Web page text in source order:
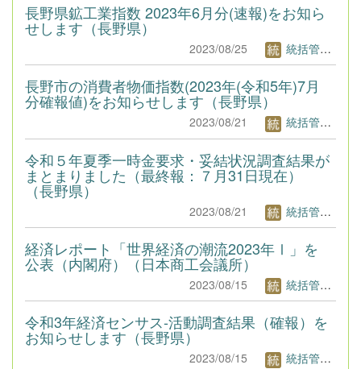
長野県鉱工業指数 2023年6月分(速報)をお知ら
せします（長野県）
2023/08/25 統括管理者1
長野市の消費者物価指数(2023年(令和5年)7月
分確報値)をお知らせします（長野県）
2023/08/21 統括管理者1
令和５年夏季一時金要求・妥結状況調査結果が
まとまりました（最終報：７月31日現在）
（長野県）
2023/08/21 統括管理者1
経済レポート「世界経済の潮流2023年Ⅰ」を
公表（内閣府）（日本商工会議所）
2023/08/15 統括管理者1
令和3年経済センサス-活動調査結果（確報）を
お知らせします（長野県）
2023/08/15 統括管理者1